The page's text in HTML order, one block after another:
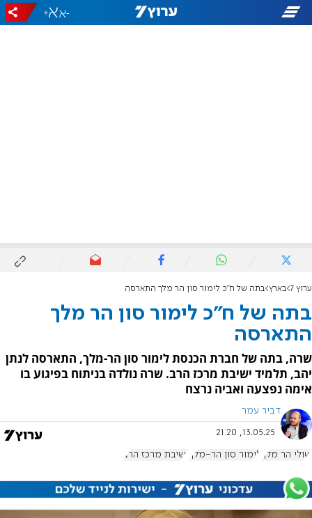
-
+
ערוץ 7 בארץ בתה של ח"כ לימור סון הר מלך התארסה
בתה של ח"כ לימור סון הר מלך
התארסה
שרה, בתה של חברת הכנסת לימור סון הר-מלך, התארסה לנתן
יהב, תלמיד ישיבת מרכז הרב. שרה נולדה בניתוח בפיגוע בו
אימה נפצעה ואביה נרצח
דביר עמר
13.05.25, 21:20
שולי הר מלך לימור סון הר-מלך ישיבת מרכז הרב